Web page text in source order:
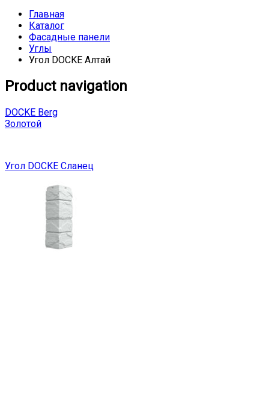
Главная
Каталог
Фасадные панели
Углы
Угол DOCKE Алтай
Product navigation
DOCKE Berg
Золотой
Угол DOCKE Сланец